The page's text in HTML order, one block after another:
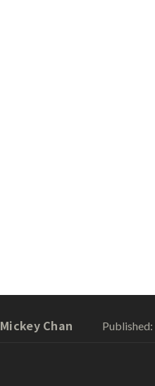
Mickey Chan Published: